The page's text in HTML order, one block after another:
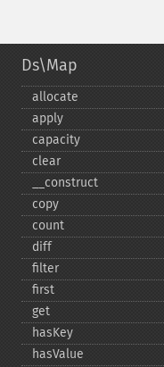
Ds\Map
allocate
apply
capacity
clear
_​_​construct
copy
count
diff
filter
first
get
hasKey
hasValue